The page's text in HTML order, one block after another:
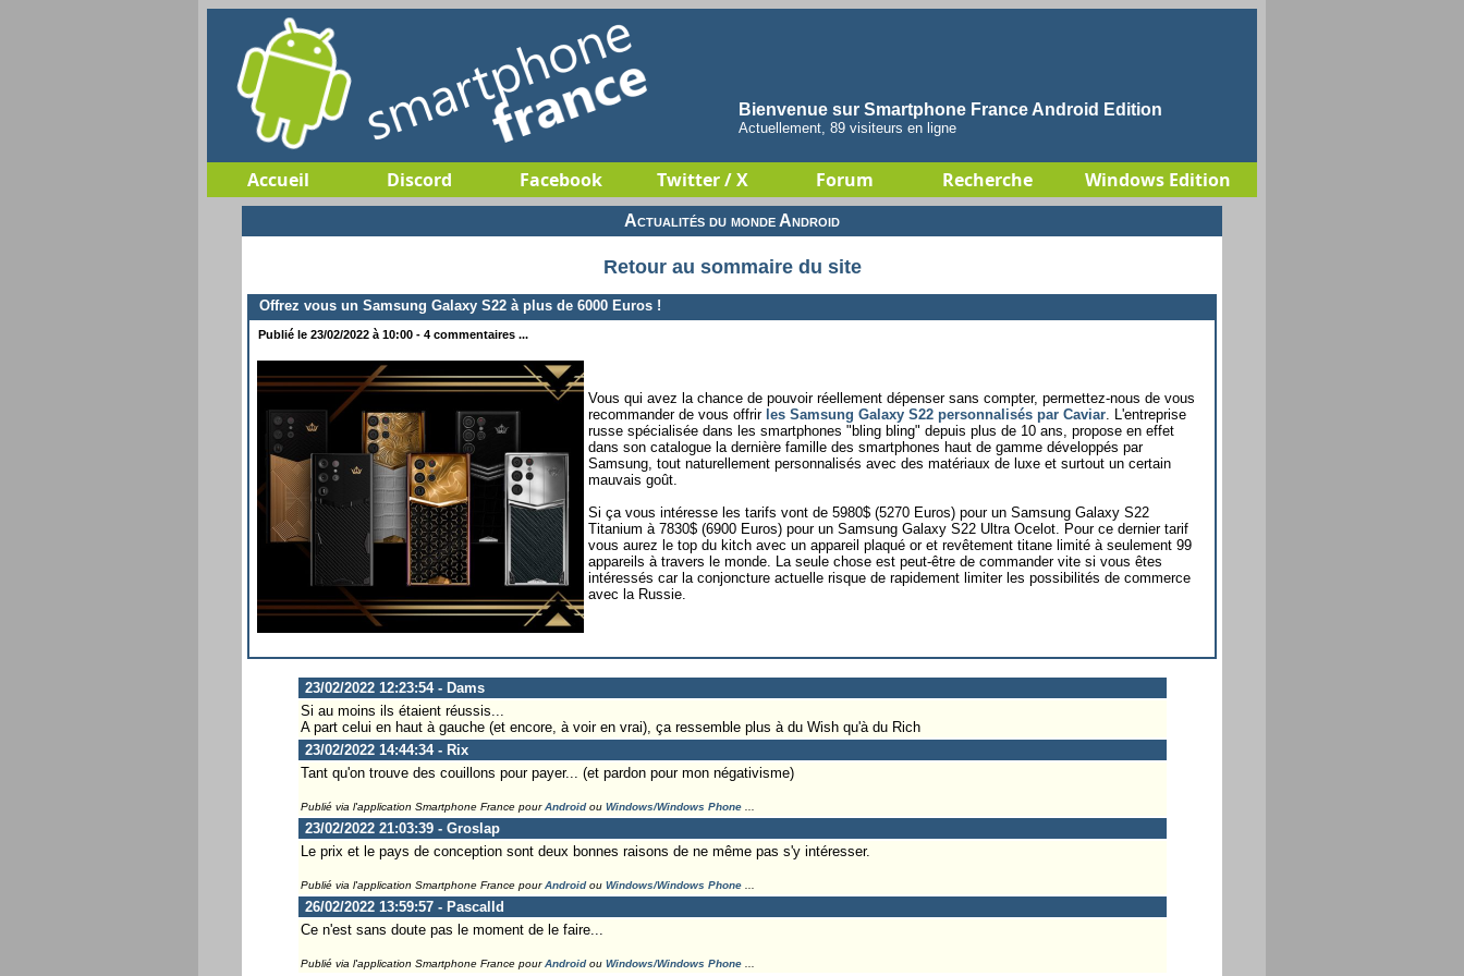
Bienvenue sur Smartphone France Android Edition
Actuellement, 89 visiteurs en ligne
Accueil Discord Facebook Twitter / X Forum Recherche Windows Edition
Actualités du monde Android
Retour au sommaire du site
Offrez vous un Samsung Galaxy S22 à plus de 6000 Euros !
Publié le 23/02/2022 à 10:00 - 4 commentaires ...
Vous qui avez la chance de pouvoir réellement dépenser sans compter, permettez-nous de vous
recommander de vous offrir les Samsung Galaxy S22 personnalisés par Caviar . L'entreprise
russe spécialisée dans les smartphones "bling bling" depuis plus de 10 ans, propose en effet
dans son catalogue la dernière famille des smartphones haut de gamme développés par
Samsung, tout naturellement personnalisés avec des matériaux de luxe et surtout un certain
mauvais goût.
Si ça vous intéresse les tarifs vont de 5980$ (5270 Euros) pour un Samsung Galaxy S22
Titanium à 7830$ (6900 Euros) pour un Samsung Galaxy S22 Ultra Ocelot. Pour ce dernier tarif
vous aurez le top du kitch avec un appareil plaqué or et revêtement titane limité à seulement 99
appareils à travers le monde. La seule chose est peut-être de commander vite si vous êtes
intéressés car la conjoncture actuelle risque de rapidement limiter les possibilités de commerce
avec la Russie.
23/02/2022 12:23:54 - Dams
Si au moins ils étaient réussis...
A part celui en haut à gauche (et encore, à voir en vrai), ça ressemble plus à du Wish qu'à du Rich
23/02/2022 14:44:34 - Rix
Tant qu'on trouve des couillons pour payer... (et pardon pour mon négativisme)
Publié via l'application Smartphone France pourAndroidou Windows/Windows Phone...
23/02/2022 21:03:39 - Groslap
Le prix et le pays de conception sont deux bonnes raisons de ne même pas s'y intéresser.
Publié via l'application Smartphone France pourAndroidou Windows/Windows Phone...
26/02/2022 13:59:57 - Pascalld
Ce n'est sans doute pas le moment de le faire...
Publié via l'application Smartphone France pourAndroidou Windows/Windows Phone...